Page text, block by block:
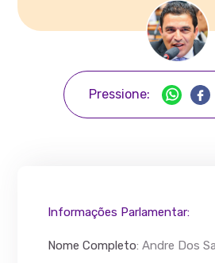
Pressione:
Informações Parlamentar:
Nome Completo:Andre Dos